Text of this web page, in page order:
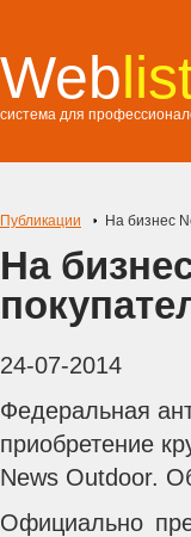
Web
система для
Публикации На бизнес
На
24-07-2014
Федеральная
приобретение
News Outdoor.
Официально